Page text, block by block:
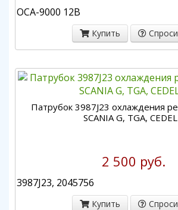
ОСА-9000 12В
Купить
Патрубок 3987J23 охлаждения
SCANIA G, TGA,
2 500 руб.
3987J23, 2045756
Купить